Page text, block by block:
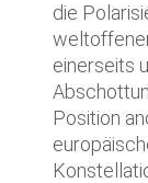
die
einerseits
Position